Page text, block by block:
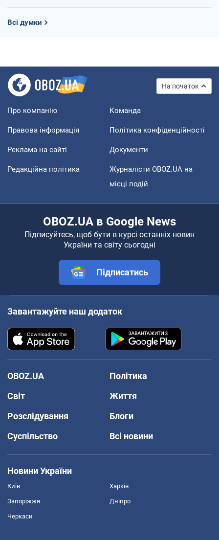
Всі думки
На початок
Про компанію Команда
Правова інформація Політика конфіденційності
Реклама на сайті Документи
Редакційна політика
Журналісти OBOZ.UA на
місці подій
OBOZ.UA в Google News
Підписуйтесь, щоб бути в курсі останніх новин
України та світу сьогодні
Підписатись
Завантажуйте наш додаток
OBOZ.UA
Політика
Світ
Життя
Розслідування
Блоги
Суспільство
Всі новини
Новини України
Київ Харків
Запоріжжя Дніпро
Черкаси